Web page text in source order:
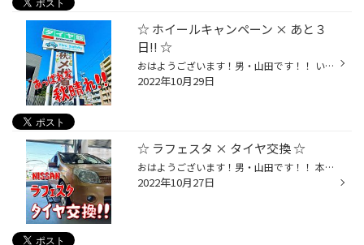
☆ ホイールキャンペーン × あと３
日!! ☆
おはようございます！男・山田です！！ いやぁ～～～～～～、気持ちが良いｯ！！ 空気も澄んでおり、気温も調度良い！！ とっても気持ちの良い " 秋晴れ " です！！！ こう気持ちが良いと、 『 アルミホイールでも換えるか！！ 』と 多くの方がなると思います☆(￣ー￣)v笑 っと言う事でｯ！！ 今月の...
2022年10月29日
☆ ラフェスタ × タイヤ交換 ☆
おはようございます！男・山田です！！ 本日は、ニッサン ラフェスタの！ 【 タイヤ交換 】からスタートです☆(^^)/ 当店は [ 毎週水曜日 ] を、 定休日とさせて頂いておりますので、 本日！木曜日が週の始まりとなります☆ そんな週の始まり一発目が『タイヤ交換』!! とってもありがたいですね☆☆ Ｍ...
2022年10月27日